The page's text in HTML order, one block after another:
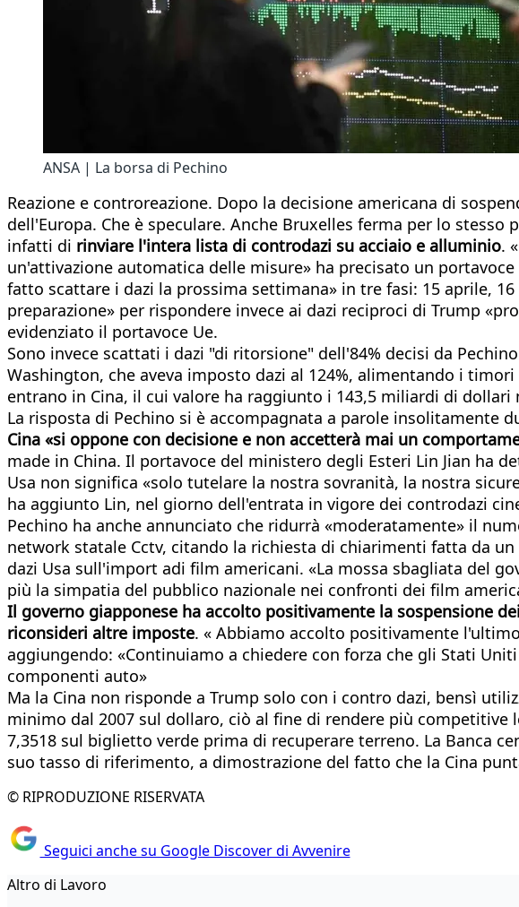
ANSA | La borsa di Pechino
Reazione e controreazione. Dopo la decisione americana di
dell'Europa. Che è speculare. Anche Bruxelles ferma per lo
infatti di rinviare l'intera lista di controdazi su acciaio e alluminio.
un'attivazione automatica delle misure» ha precisato un
fatto scattare i dazi la prossima settimana» in tre fasi: 15 aprile,
preparazione» per rispondere invece ai dazi reciproci di Trump
evidenziato il portavoce Ue.
Sono invece scattati i dazi "di ritorsione" dell'84% decisi da
Washington, che aveva imposto dazi al 124%, alimentando i
entrano in Cina, il cui valore ha raggiunto i 143,5 miliardi di
La risposta di Pechino si è accompagnata a parole insolitamente
Cina «si oppone con decisione e non accetterà mai un
made in China. Il portavoce del ministero degli Esteri Lin Jian ha
Usa non significa «solo tutelare la nostra sovranità, la nostra
ha aggiunto Lin, nel giorno dell'entrata in vigore dei controdazi
Pechino ha anche annunciato che ridurrà «moderatamente» il
network statale Cctv, citando la richiesta di chiarimenti fatta da
dazi Usa sull'import adi film americani. «La mossa sbagliata del
più la simpatia del pubblico nazionale nei confronti dei film
Il governo giapponese ha accolto positivamente la sospensione
riconsideri altre imposte. « Abbiamo accolto positivamente
aggiungendo: «Continuiamo a chiedere con forza che gli Stati
componenti auto»
Ma la Cina non risponde a Trump solo con i contro dazi, bensì
minimo dal 2007 sul dollaro, ciò al fine di rendere più
7,3518 sul biglietto verde prima di recuperare terreno. La Banca
suo tasso di riferimento, a dimostrazione del fatto che la Cina
© RIPRODUZIONE RISERVATA
Seguici anche su Google Discover di Avvenire
Altro di Lavoro